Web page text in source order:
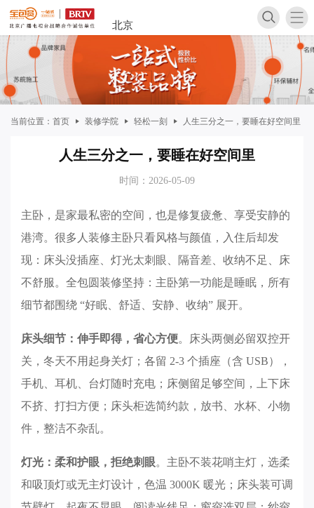
北京
家装攻
荣誉资
百姓口
当前位置： 首页 装修学院 轻松一刻 人生三分之一，要睡在好空间里
人生三分之一，要睡在好空间里
时间：2026-05-09
主卧，是家最私密的空间，也是修复疲惫、享受安静的
港湾。很多人装修主卧只看风格与颜值，入住后却发
现：床头没插座、灯光太刺眼、隔音差、收纳不足、床
不舒服。全包圆装修坚持：主卧第一功能是睡眠，所有
细节都围绕 “好眠、舒适、安静、收纳” 展开。
床头细节：伸手即得，省心方便。床头两侧必留双控开
关，冬天不用起身关灯；各留 2-3 个插座（含 USB），
手机、耳机、台灯随时充电；床侧留足够空间，上下床
不挤、打扫方便；床头柜选简约款，放书、水杯、小物
件，整洁不杂乱。
灯光：柔和护眼，拒绝刺眼。主卧不装花哨主灯，选柔
和吸顶灯或无主灯设计，色温 3000K 暖光；床头装可调